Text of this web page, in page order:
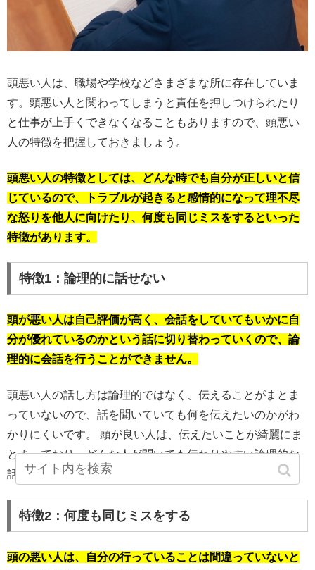
頭悪い人は、職場や学校などさまざまな所に存在していま
す。頭悪い人と関わってしまうと責任を押しつけられたり
と仕事が上手くできなくなることもありますので、頭悪い
人の特徴を把握しておきましょう。
頭悪い人の特徴としては、どんな時でも自分が正しいと信
じているので、トラブルが起きると感情的になって理不尽
な怒りを他人に向けたり、何度も同じミスをするといった
特徴があります。
特徴1：論理的に話せない
頭が悪い人は自己評価が高く、会話をしていてもいかに自
分が優れているのかという話に切り替わっていくので、論
理的に会話を行うことができません。
頭悪い人の話し方は論理的ではなく、伝えることがまとま
っていないので、話を聞いていても何を伝えたいのかがわ
かりにくいです。 頭が良い人は、伝えたいことが綺麗にま
とまっており、どんな人が聞いても伝わりやすい論理的な
話し方をします。
特徴2：何度も同じミスをする
頭の悪い人は、自分の行っていることは間違っていないと